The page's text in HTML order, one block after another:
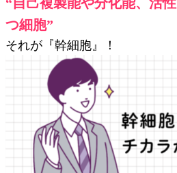
つ細胞”
それが『幹細胞』！